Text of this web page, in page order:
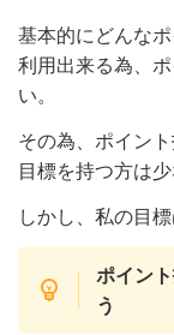
基本的にどんな
利用出来る為、
い。
その為、ポイン
目標を持つ方は少
しかし、私の目
ポイン
う